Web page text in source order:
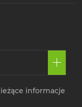
informacje